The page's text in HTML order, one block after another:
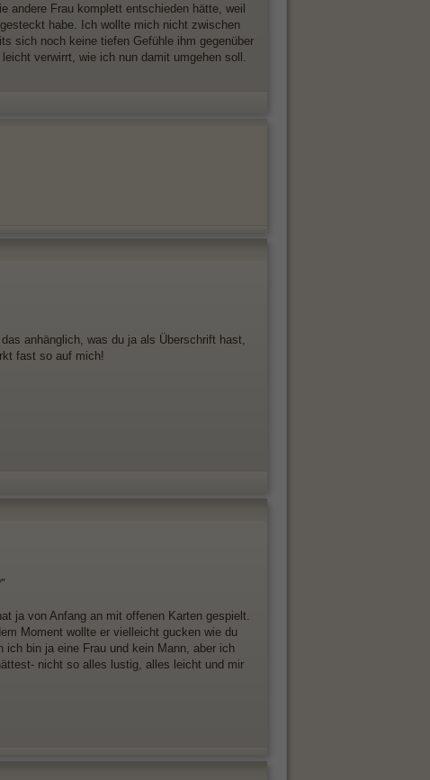
andere Frau komplett entschieden hätte, weil
habe. Ich wollte mich nicht zwischen
sich noch keine tiefen Gefühle ihm gegenüber
verwirrt, wie ich nun damit umgehen soll.
anhänglich, was du ja als Überschrift hast,
fast so auf mich!
ja von Anfang an mit offenen Karten gespielt.
Moment wollte er vielleicht gucken wie du
bin ja eine Frau und kein Mann, aber ich
nicht so alles lustig, alles leicht und mir